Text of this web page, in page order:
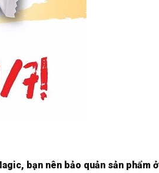
bạn nên bảo quản sản phẩm ở